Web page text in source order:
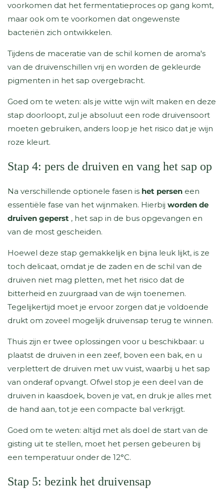
voorkomen dat het fermentatieproces op gang komt,
maar ook om te voorkomen dat ongewenste
bacteriën zich ontwikkelen.
Tijdens de maceratie van de schil komen de aroma's
van de druivenschillen vrij en worden de gekleurde
pigmenten in het sap overgebracht.
Goed om te weten: als je witte wijn wilt maken en deze
stap doorloopt, zul je absoluut een rode druivensoort
moeten gebruiken, anders loop je het risico dat je wijn
roze kleurt.
Stap 4: pers de druiven en vang het sap op
Na verschillende optionele fasen is het persen een
essentiële fase van het wijnmaken. Hierbij worden de
druiven geperst , het sap in de bus opgevangen en
van de most gescheiden.
Hoewel deze stap gemakkelijk en bijna leuk lijkt, is ze
toch delicaat, omdat je de zaden en de schil van de
druiven niet mag pletten, met het risico dat de
bitterheid en zuurgraad van de wijn toenemen.
Tegelijkertijd moet je ervoor zorgen dat je voldoende
drukt om zoveel mogelijk druivensap terug te winnen.
Thuis zijn er twee oplossingen voor u beschikbaar: u
plaatst de druiven in een zeef, boven een bak, en u
verplettert de druiven met uw vuist, waarbij u het sap
van onderaf opvangt. Ofwel stop je een deel van de
druiven in kaasdoek, boven je vat, en druk je alles met
de hand aan, tot je een compacte bal verkrijgt.
Goed om te weten: altijd met als doel de start van de
gisting uit te stellen, moet het persen gebeuren bij
een temperatuur onder de 12°C.
Stap 5: bezink het druivensap